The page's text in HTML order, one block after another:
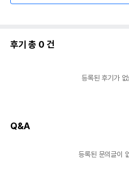
후기 총 0 건
등록된 후기가
Q&A
등록된 문의글이